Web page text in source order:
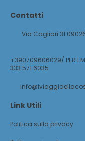
Contatti
Via Cagliari 31
+390709606029/ PER
333 571 6035
Link Utili
Politica sulla privacy